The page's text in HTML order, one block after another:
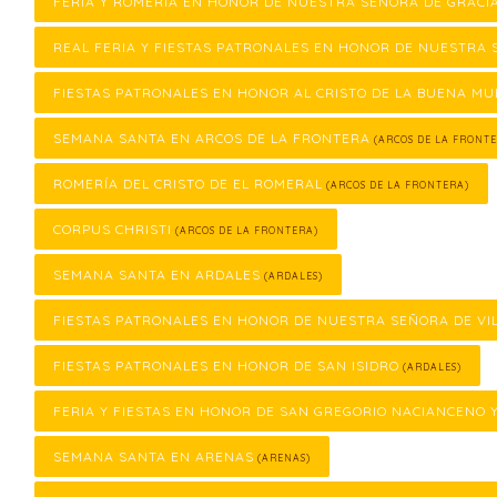
REAL FERIA Y FIESTAS PATRONALES EN HONOR DE NUESTRA
FIESTAS PATRONALES EN HONOR AL CRISTO DE LA BUENA
SEMANA SANTA EN ARCOS DE LA FRONTERA (ARCOS DE LA
ROMERÍA DEL CRISTO DE EL ROMERAL (ARCOS DE LA FRONTERA)
CORPUS CHRISTI (ARCOS DE LA FRONTERA)
SEMANA SANTA EN ARDALES (ARDALES)
FIESTAS PATRONALES EN HONOR DE NUESTRA SEÑORA DE
FIESTAS PATRONALES EN HONOR DE SAN ISIDRO (ARDALES)
FERIA Y FIESTAS EN HONOR DE SAN GREGORIO NACIANCENO
SEMANA SANTA EN ARENAS (ARENAS)